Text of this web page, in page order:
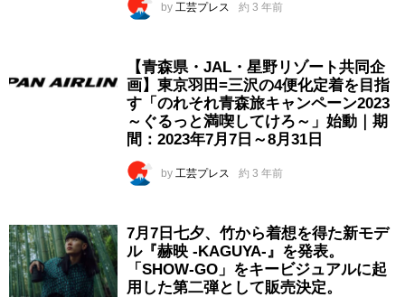
by 工芸プレス 約 3 年前
【青森県・JAL・星野リゾート共同企
画】東京羽田=三沢の4便化定着を目指
す「のれそれ青森旅キャンペーン2023
～ぐるっと満喫してけろ～」始動｜期
間：2023年7月7日～8月31日
by 工芸プレス 約 3 年前
7月7日七夕、竹から着想を得た新モデ
ル『赫映 -KAGUYA-』を発表。
「SHOW-GO」をキービジュアルに起
用した第二弾として販売決定。